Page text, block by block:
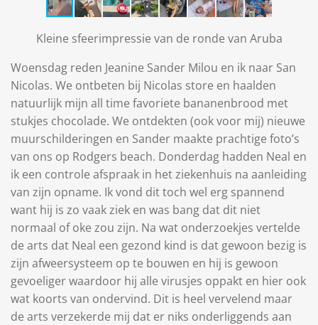
Kleine sfeerimpressie van de ronde van Aruba
Woensdag reden Jeanine Sander Milou en ik naar San
Nicolas. We ontbeten bij Nicolas store en haalden
natuurlijk mijn all time favoriete bananenbrood met
stukjes chocolade. We ontdekten (ook voor mij) nieuwe
muurschilderingen en Sander maakte prachtige foto’s
van ons op Rodgers beach. Donderdag hadden Neal en
ik een controle afspraak in het ziekenhuis na aanleiding
van zijn opname. Ik vond dit toch wel erg spannend
want hij is zo vaak ziek en was bang dat dit niet
normaal of oke zou zijn. Na wat onderzoekjes vertelde
de arts dat Neal een gezond kind is dat gewoon bezig is
zijn afweersysteem op te bouwen en hij is gewoon
gevoeliger waardoor hij alle virusjes oppakt en hier ook
wat koorts van ondervind. Dit is heel vervelend maar
de arts verzekerde mij dat er niks onderliggends aan